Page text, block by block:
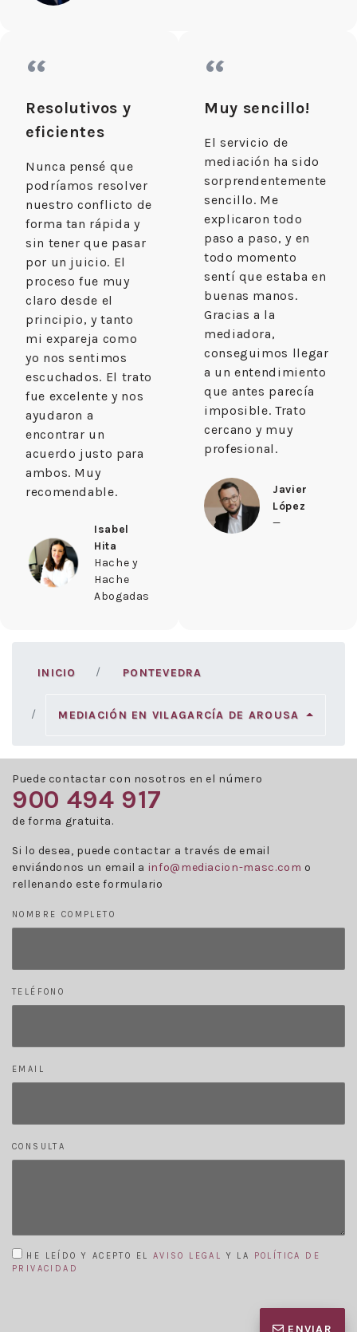
“
Resolutivos y
eficientes
Nunca pensé que
podríamos resolver
nuestro conflicto de
forma tan rápida y
sin tener que pasar
por un juicio. El
proceso fue muy
claro desde el
principio, y tanto
mi expareja como
yo nos sentimos
escuchados. El trato
fue excelente y nos
ayudaron a
encontrar un
acuerdo justo para
ambos. Muy
recomendable.
Isabel
Hita
Hache y
Hache
Abogadas
“
Muy sencillo!
El servicio de
mediación ha sido
sorprendentemente
sencillo. Me
explicaron todo
paso a paso, y en
todo momento
sentí que estaba en
buenas manos.
Gracias a la
mediadora,
conseguimos llegar
a un entendimiento
que antes parecía
imposible. Trato
cercano y muy
profesional.
Javier
López
—
INICIO PONTEVEDRA
MEDIACIÓN EN VILAGARCÍA DE AROUSA
Puede contactar con nosotros en el número
900 494 917
de forma gratuita.
Si lo desea, puede contactar a través de email
enviándonos un email a info@mediacion-masc.com o
rellenando este formulario
NOMBRE COMPLETO
TELÉFONO
EMAIL
CONSULTA
HE LEÍDO Y ACEPTO EL AVISO LEGAL Y LA
POLÍTICA DE
PRIVACIDAD